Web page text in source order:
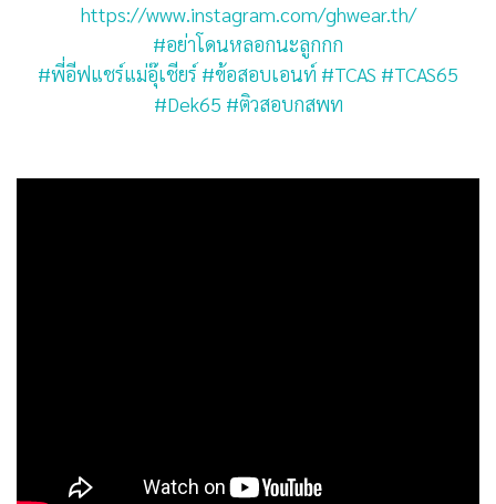
https://www.instagram.com/ghwear.th/
#อย่าโดนหลอกนะลูกกก
#พี่อีฟแชร์แม่อุ๊เชียร์ #ข้อสอบเอนท์ #TCAS #TCAS65
#Dek65 #ติวสอบกสพท